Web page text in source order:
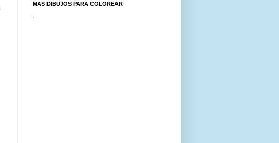
MAS DIBUJOS PARA COLOREAR
.